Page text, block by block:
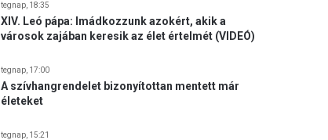
tegnap, 18:35
XIV. Leó pápa: Imádkozzunk azokért, akik a
városok zajában keresik az élet értelmét (VIDEÓ)
tegnap, 17:00
A szívhangrendelet bizonyítottan mentett már
életeket
tegnap, 15:21